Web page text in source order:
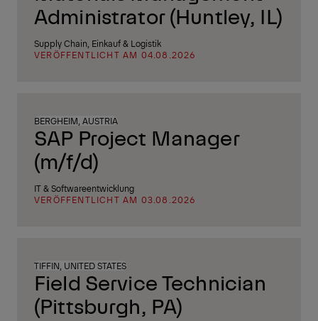
Administrator (Huntley, IL)
Supply Chain, Einkauf & Logistik
VERÖFFENTLICHT AM 04.08.2026
BERGHEIM, AUSTRIA
SAP Project Manager
(m/f/d)
IT & Softwareentwicklung
VERÖFFENTLICHT AM 03.08.2026
TIFFIN, UNITED STATES
Field Service Technician
(Pittsburgh, PA)